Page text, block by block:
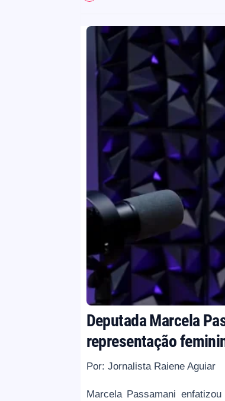
Deputada Marcela
representação
Por: Jornalista Raiene Aguiar
Marcela Passamani